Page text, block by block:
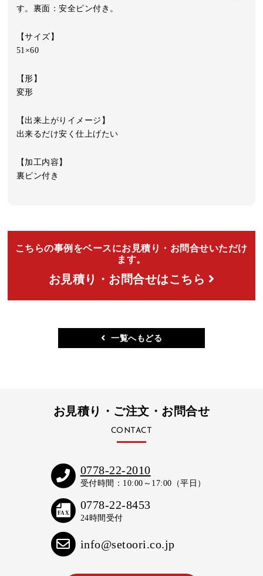
す。裏面：安全ピン付き。
【サイズ】
51×60
【形】
変形
【出来上がりイメージ】
出来るだけ安く仕上げたい
【加工内容】
裏ピン付き
こちらの事例をベースにお見積り・お問合せいただけ
ます。
お見積り・お問合せはこちら
一覧へもどる
お見積り・ご注文・お問合せ
CONTACT
0778-22-2010
受付時間：10:00～17:00（平日）
FAX
0778-22-8453
24時間受付
info@setoori.co.jp